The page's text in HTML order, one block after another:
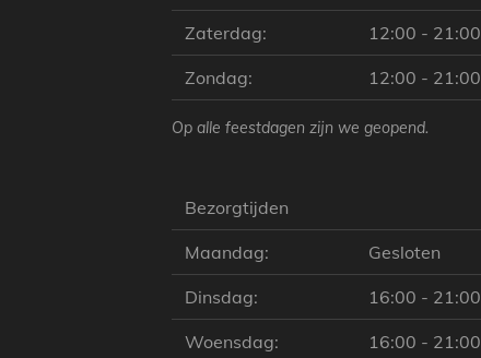
Zaterdag: 12:00 - 21:00
Zondag: 12:00 - 21:00
Op alle feestdagen zijn we geopend.
Bezorgtijden
Maandag: Gesloten
Dinsdag: 16:00 - 21:00
Woensdag: 16:00 - 21:00